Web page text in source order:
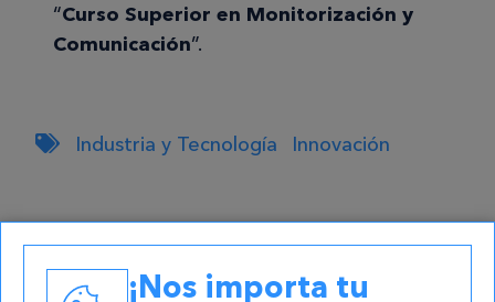
“Curso Superior en Monitorización y
Comunicación”.
Industria y Tecnología Innovación
¡Nos importa tu